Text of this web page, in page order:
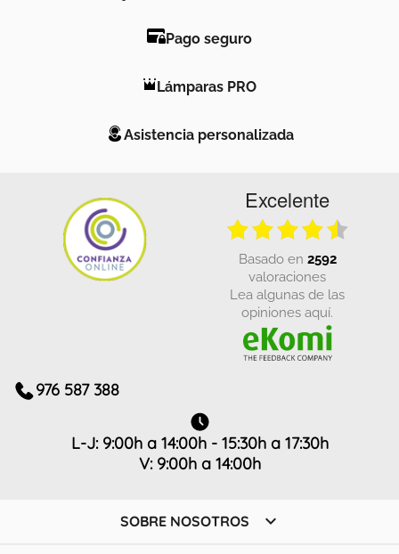
Pago seguro
Lámparas PRO
Asistencia personalizada
Excelente
basado en 2592
valoraciones
Lea algunas de las
opiniones aquí.
976 587 388
L-J: 9:00h a 14:00h - 15:30h a 17:30h
V: 9:00h a 14:00h
SOBRE NOSOTROS 